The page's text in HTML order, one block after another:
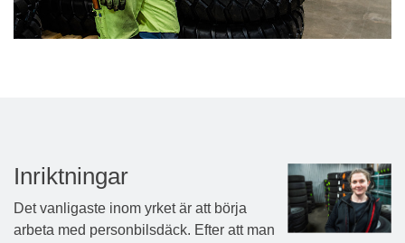
Inriktningar
Det vanligaste inom yrket är att börja
arbeta med personbilsdäck. Efter att man